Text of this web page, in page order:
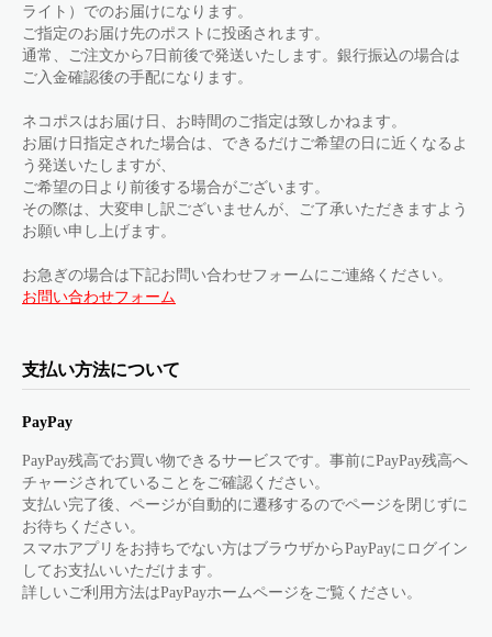
ライト）でのお届けになります。
ご指定のお届け先のポストに投函されます。
通常、ご注文から7日前後で発送いたします。銀行振込の場合は
ご入金確認後の手配になります。
ネコポスはお届け日、お時間のご指定は致しかねます。
お届け日指定された場合は、できるだけご希望の日に近くなるよ
う発送いたしますが、
ご希望の日より前後する場合がございます。
その際は、大変申し訳ございませんが、ご了承いただきますよう
お願い申し上げます。
お急ぎの場合は下記お問い合わせフォームにご連絡ください。
お問い合わせフォーム
支払い方法について
PayPay
PayPay残高でお買い物できるサービスです。事前にPayPay残高へ
チャージされていることをご確認ください。
支払い完了後、ページが自動的に遷移するのでページを閉じずに
お待ちください。
スマホアプリをお持ちでない方はブラウザからPayPayにログイン
してお支払いいただけます。
詳しいご利用方法はPayPayホームページをご覧ください。